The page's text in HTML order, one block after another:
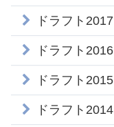
ドラフト2017
ドラフト2016
ドラフト2015
ドラフト2014